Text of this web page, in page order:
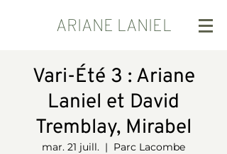
ARIANE LANIEL
Vari-Été 3 : Ariane
Laniel et David
Tremblay, Mirabel
mar. 21 juill.
  |
Parc Lacombe